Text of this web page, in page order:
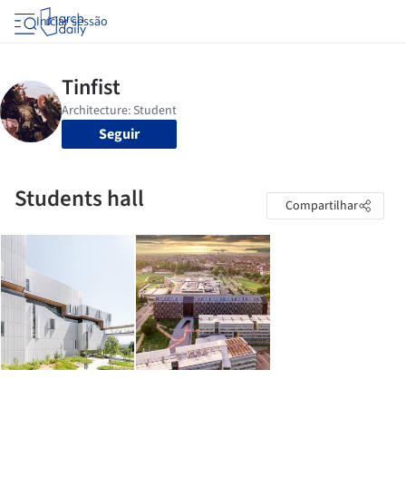
Iniciar sessão
Seguir
Students hall Compartilhar